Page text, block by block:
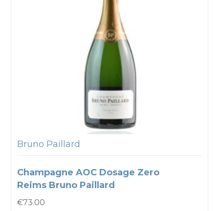
Bruno Paillard
Champagne AOC Dosage Zero
Reims Bruno Paillard
€73.00